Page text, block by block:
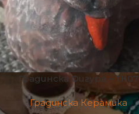
Градинска Фигура – ТК07
Градинска Керамика